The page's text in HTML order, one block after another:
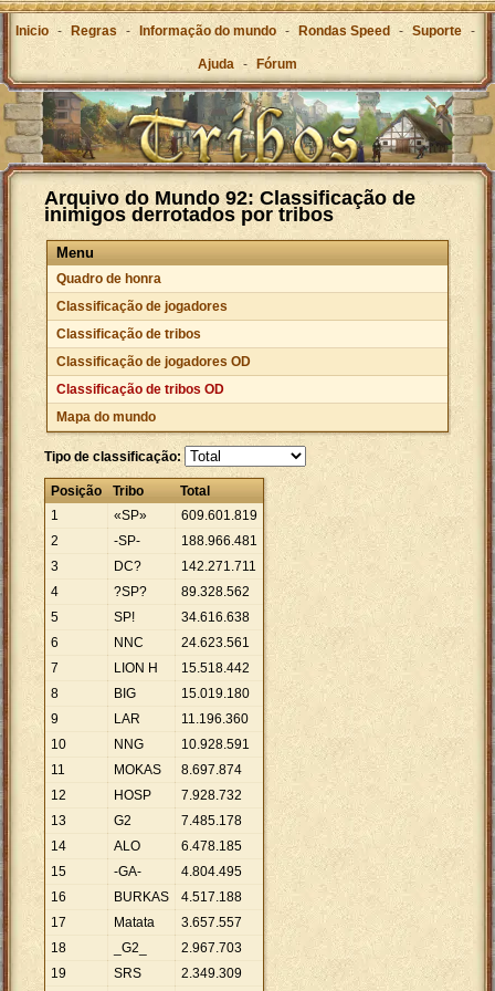
Inicio - Regras - Informação do mundo - Rondas Speed - Suporte -
Ajuda - Fórum
Arquivo do Mundo 92: Classificação de
inimigos derrotados por tribos
Menu
Quadro de honra
Classificação de jogadores
Classificação de tribos
Classificação de jogadores OD
Classificação de tribos OD
Mapa do mundo
Tipo de classificação:
Posição Tribo
Total
1
«SP» 609.601.819
2
-SP- 188.966.481
3
DC? 142.271.711
4
?SP? 89.328.562
5
SP! 34.616.638
6
NNC 24.623.561
7
LION H 15.518.442
8
BIG 15.019.180
9
LAR 11.196.360
10
NNG 10.928.591
11
MOKAS 8.697.874
12
HOSP 7.928.732
13
G2 7.485.178
14
ALO 6.478.185
15
-GA- 4.804.495
16
BURKAS 4.517.188
17
Matata 3.657.557
18
_G2_ 2.967.703
19
SRS 2.349.309